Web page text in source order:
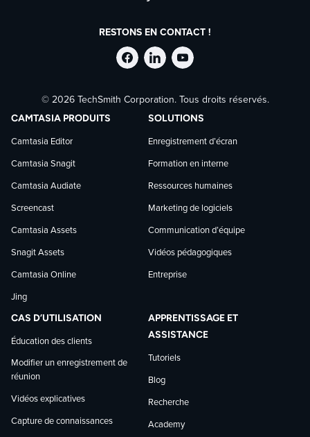
RESTONS EN CONTACT !
Suivre
TechSmith
sur
Facebook
Suivre
TechSmith
sur
LinkedIn
Suivre
TechSmith
sur
YouTube
© 2026 TechSmith Corporation. Tous droits réservés.
CAMTASIA PRODUITS
Camtasia Editor
Camtasia Snagit
Camtasia Audiate
Screencast
Camtasia Assets
Snagit Assets
Camtasia Online
Jing
SOLUTIONS
Enregistrement d’écran
Formation en interne
Ressources humaines
Marketing de logiciels
Communication d’équipe
Vidéos pédagogiques
Entreprise
CAS D’UTILISATION
Éducation des clients
Modifier un enregistrement de
réunion
Vidéos explicatives
Capture de connaissances
APPRENTISSAGE ET
ASSISTANCE
Tutoriels
Blog
Recherche
Academy